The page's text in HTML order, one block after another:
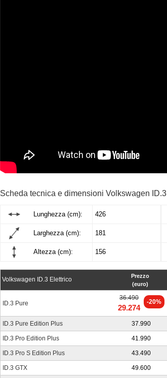
Scheda tecnica e dimensioni Volkswagen ID.3
Lunghezza (cm): 426
Larghezza (cm): 181
Altezza (cm): 156
Volkswagen ID.3 Elettrico
Prezzo
(euro)
ID.3 Pure
36.490
29.274
-20%
ID.3 Pure Edition Plus 37.990
ID.3 Pro Edition Plus 41.990
ID.3 Pro S Edition Plus 43.490
ID.3 GTX 49.600